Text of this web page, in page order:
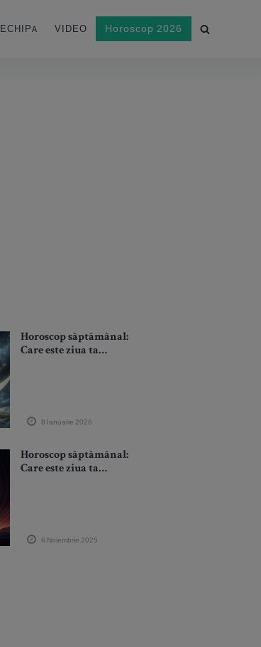
ECHIPA VIDEO Horoscop 2026
Horoscop săptămânal:
Care este ziua ta
8 Ianuarie 2026
Horoscop săptămânal:
Care este ziua ta
6 Noiembrie 2025